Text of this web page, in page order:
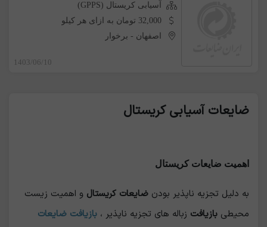
آسیابی کریستال (GPPS)
32,000 تومان به ازای هر کیلو
اصفهان - برخوار
1403/06/10
ضایعات آسیابی کریستال
اهمیت ضایعات کریستال
به دلیل تجزیه ناپذیر بودن ضایعات کریستال و اهمیت زیست
محیطی بازیافت زباله های تجزیه ناپذیر ، بازیافت ضایعات